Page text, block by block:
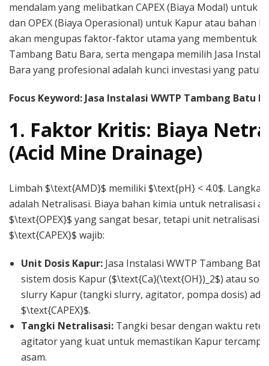
mendalam yang melibatkan CAPEX (Biaya Modal) untuk
dan OPEX (Biaya Operasional) untuk Kapur atau bahan
akan mengupas faktor-faktor utama yang membentuk
Tambang Batu Bara, serta mengapa memilih Jasa
Bara yang profesional adalah kunci investasi yang patuh
Focus Keyword: Jasa Instalasi WWTP Tambang Batu
1. Faktor Kritis: Biaya
(Acid Mine Drainage)
Limbah $\text{AMD}$ memiliki $\text{pH} < 4.0$.
adalah Netralisasi. Biaya bahan kimia untuk netralisasi
$\text{OPEX}$ yang sangat besar, tetapi unit netralisasi
$\text{CAPEX}$ wajib:
Unit Dosis Kapur: Jasa Instalasi WWTP Tambang
sistem dosis Kapur ($\text{Ca}(\text{OH})_2$) atau
slurry Kapur (tangki slurry, agitator, pompa dosis)
$\text{CAPEX}$.
Tangki Netralisasi: Tangki besar dengan waktu
agitator yang kuat untuk memastikan Kapur
asam.